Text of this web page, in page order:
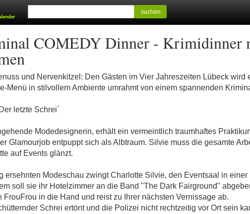
suchen
COMEDY Dinner - Krimidinner
und Nervenkitzel: Den Gästen im Vier Jahreszeiten Lübeck
Menü in stilvollem Ambiente umrahmt von einem spannenden
letzte Schrei´
Modedesignerin, erhält ein vermeintlich traumhaftes
Glamourjob entpuppt sich als Albtraum. Silvie muss die gesamte
auf Events glänzt.
ersehnten Modeschau zwingt Charlotte Silvie, den Eventsaal in
soll sie ihr Hotelzimmer an die Band "The Dark Fairground"
FrouFrou in die Hand und reist zu Ihrer nächsten Vernissage ab.
Schrei ertönt und die Polizei nicht rechtzeitig vor Ort sein